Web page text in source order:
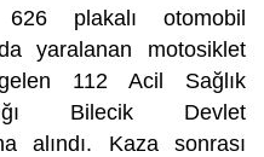
plakalı otomobil
yaralanan motosiklet
112 Acil Sağlık
Bilecik Devlet
alındı. Kaza sonrası